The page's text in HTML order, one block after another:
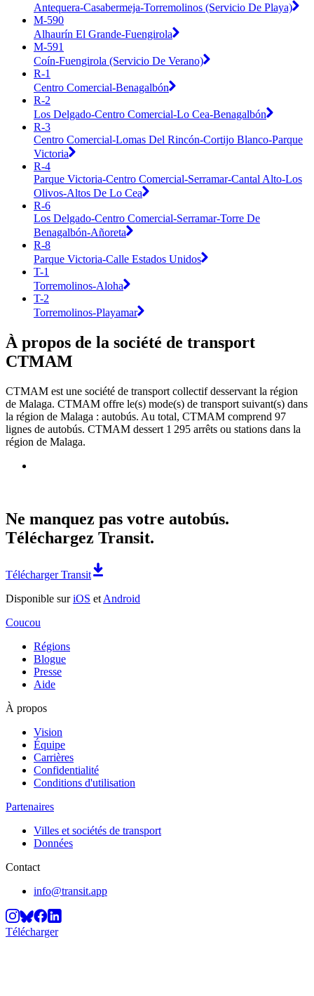
Antequera-Casabermeja-Torremolinos (Servicio De Playa)
M-590
Alhaurín El Grande-Fuengirola
M-591
Coín-Fuengirola (Servicio De Verano)
R-1
Centro Comercial-Benagalbón
R-2
Los Delgado-Centro Comercial-Lo Cea-Benagalbón
R-3
Centro Comercial-Lomas Del Rincón-Cortijo Blanco-Parque
Victoria
R-4
Parque Victoria-Centro Comercial-Serramar-Cantal Alto-Los
Olivos-Altos De Lo Cea
R-6
Los Delgado-Centro Comercial-Serramar-Torre De
Benagalbón-Añoreta
R-8
Parque Victoria-Calle Estados Unidos
T-1
Torremolinos-Aloha
T-2
Torremolinos-Playamar
À propos de la société de transport
CTMAM
CTMAM est une société de transport collectif desservant la région
de Malaga. CTMAM offre le(s) mode(s) de transport suivant(s) dans
la région de Malaga : autobús. Au total, CTMAM comprend 97
lignes de autobús. CTMAM dessert 1 295 arrêts ou stations dans la
région de Malaga.
Ne manquez pas votre autobús.
Téléchargez Transit.
Télécharger Transit
Disponible suriOS et Android
Coucou
Régions
Blogue
Presse
Aide
À propos
Vision
Équipe
Carrières
Confidentialité
Conditions d'utilisation
Partenaires
Villes et sociétés de transport
Données
Contact
info@transit.app
Télécharger